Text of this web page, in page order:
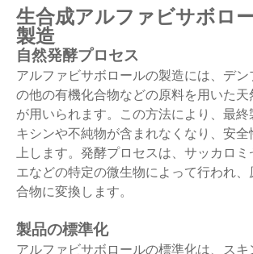
生合成アルファビサボロ
製造
自然発酵プロセス
アルファビサボロールの製造には、デ
の他の有機化合物などの原料を用いた
が用いられます。この方法により、最終
キシンや不純物が含まれなくなり、安
上します。発酵プロセスは、サッカロ
エなどの特定の微生物によって行われ
合物に変換します。
製品の標準化